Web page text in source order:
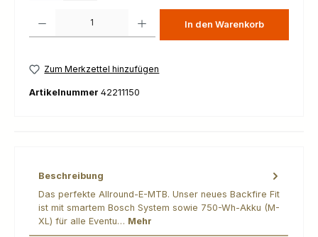
In den Warenkorb
Zum Merkzettel hinzufügen
Artikelnummer 42211150
Beschreibung
Das perfekte Allround-E-MTB. Unser neues Backfire Fit
ist mit smartem Bosch System sowie 750-Wh-Akku (M-
XL) für alle Eventu… Mehr